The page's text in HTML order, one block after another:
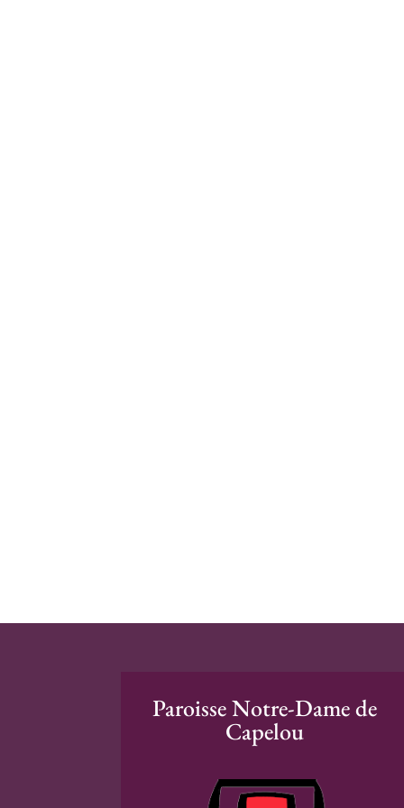
Paroisse Notre-Dame de
Capelou